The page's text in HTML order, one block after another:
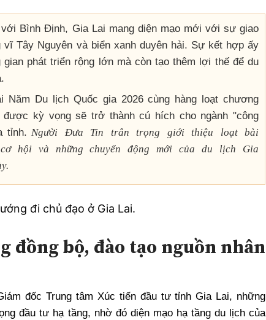
với Bình Định, Gia Lai mang diện mạo mới với sự giao
vĩ Tây Nguyên và biển xanh duyên hải. Sự kết hợp ấy
phát triển rộng lớn mà còn tạo thêm lợi thế để du
Năm Du lịch Quốc gia 2026 cùng hàng loạt chương
kỳ vọng sẽ trở thành cú hích cho ngành "công
tỉnh.Người Đưa Tin trân trọng giới thiệu loạt bài
hội và những chuyển động mới của du lịch Gia
đi chủ đạo ở Gia Lai.
đồng bộ, đào tạo nguồn nhân
đốc Trung tâm Xúc tiến đầu tư tỉnh Gia Lai, những
đầu tư hạ tầng, nhờ đó diện mạo hạ tầng du lịch của